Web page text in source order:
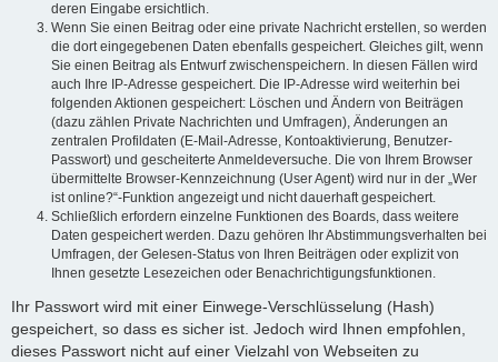
deren Eingabe ersichtlich.
Wenn Sie einen Beitrag oder eine private Nachricht erstellen, so werden
die dort eingegebenen Daten ebenfalls gespeichert. Gleiches gilt, wenn
Sie einen Beitrag als Entwurf zwischenspeichern. In diesen Fällen wird
auch Ihre IP-Adresse gespeichert. Die IP-Adresse wird weiterhin bei
folgenden Aktionen gespeichert: Löschen und Ändern von Beiträgen
(dazu zählen Private Nachrichten und Umfragen), Änderungen an
zentralen Profildaten (E-Mail-Adresse, Kontoaktivierung, Benutzer-
Passwort) und gescheiterte Anmeldeversuche. Die von Ihrem Browser
übermittelte Browser-Kennzeichnung (User Agent) wird nur in der „Wer
ist online?“-Funktion angezeigt und nicht dauerhaft gespeichert.
Schließlich erfordern einzelne Funktionen des Boards, dass weitere
Daten gespeichert werden. Dazu gehören Ihr Abstimmungsverhalten bei
Umfragen, der Gelesen-Status von Ihren Beiträgen oder explizit von
Ihnen gesetzte Lesezeichen oder Benachrichtigungsfunktionen.
Ihr Passwort wird mit einer Einwege-Verschlüsselung (Hash)
gespeichert, so dass es sicher ist. Jedoch wird Ihnen empfohlen,
dieses Passwort nicht auf einer Vielzahl von Webseiten zu